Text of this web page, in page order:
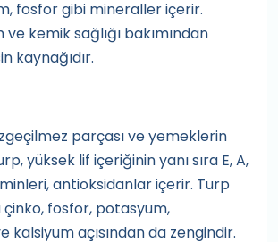
fosfor gibi mineraller içerir.
kemik sağlığı bakımından
kaynağıdır.
parçası ve yemeklerin
yüksek lif içeriğinin yanı sıra E, A,
antioksidanlar içerir. Turp
çinko, fosfor, potasyum,
kalsiyum açısından da zengindir.